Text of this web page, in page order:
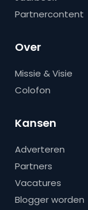
Partnercontent
Over
Missie & Visie
Colofon
Kansen
Adverteren
Partners
Vacatures
Blogger worden